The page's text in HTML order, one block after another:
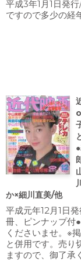
平成3年1月1日発
ですので多少の経
か×細川直美/他
平成元年12月1日
冊、ピンナップ付
くださいませ。※
と併用です。売り
ますので、御了承